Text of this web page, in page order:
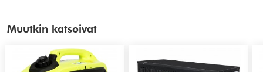
Muutkin katsoivat